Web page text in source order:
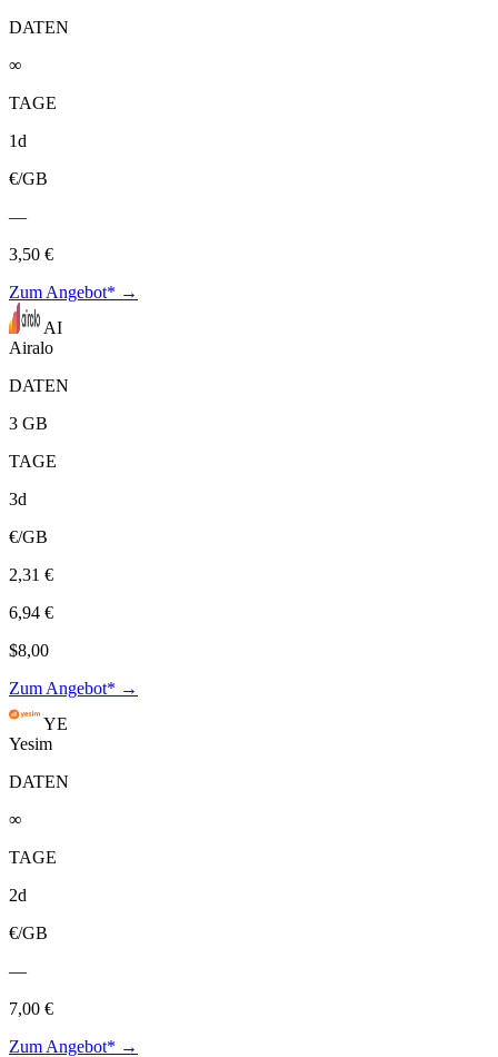
DATEN
∞
TAGE
1d
€/GB
—
3,50 €
Zum Angebot* →
AI
Airalo
DATEN
3 GB
TAGE
3d
€/GB
2,31 €
6,94 €
$8,00
Zum Angebot* →
YE
Yesim
DATEN
∞
TAGE
2d
€/GB
—
7,00 €
Zum Angebot* →